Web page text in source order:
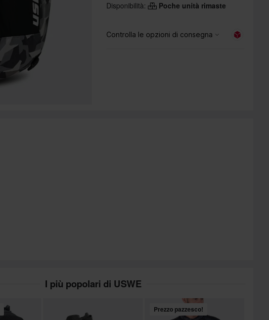
Disponibilità:
Poche unità rimaste
I più popolari di USWE
Prezzo pazzesco!